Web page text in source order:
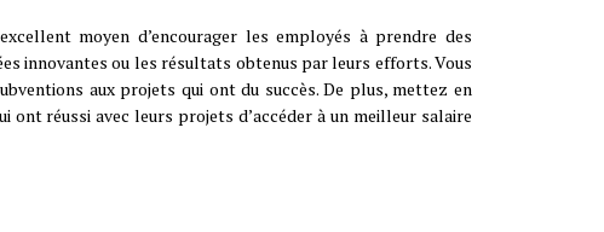
moyen d’encourager les employés à prendre des
innovantes ou les résultats obtenus par leurs efforts. Vous
aux projets qui ont du succès. De plus, mettez en
ont réussi avec leurs projets d’accéder à un meilleur salaire